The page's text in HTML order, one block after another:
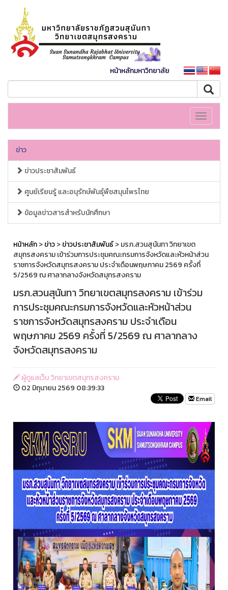
หน้าหลักมหาวิทยาลัย
Toggle
ข่าว
ข่าวประชาสัมพันธ์
ศูนย์เรียนรู้ และอนุรักษ์พันธุ์พืชสมุนไพรไทย
ข้อมูลข่าวสารสำหรับนักศึกษา
หน้าหลัก>ข่าว>ข่าวประชาสัมพันธ์> มรภ.สวนสุนันทา วิทยาเขต
สมุทรสงคราม เข้าร่วมการประชุมคณะกรมการจังหวัดและหัวหน้าส่วน
ราชการจังหวัดสมุทรสงคราม ประจำเดือนพฤษภาคม 2569 ครั้งที่
5/2569 ณ ศาลากลางจังหวัดสมุทรสงคราม
มรภ.สวนสุนันทา วิทยาเขตสมุทรสงคราม เข้าร่วม
การประชุมคณะกรมการจังหวัดและหัวหน้าส่วน
ราชการจังหวัดสมุทรสงคราม ประจำเดือน
พฤษภาคม 2569 ครั้งที่ 5/2569 ณ ศาลากลาง
จังหวัดสมุทรสงคราม
ผู้ดูแลเว็บ วิทยาเขตสมุทรสงคราม
02 มิถุนายน 2569 08:39:33
Email